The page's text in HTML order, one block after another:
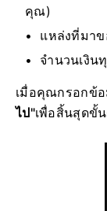
คุณ)
แหล่งที่มาข
จำนวนเงิน
เมื่อคุณกรอกข้อ
ไป"เพื่อสิ้นสุดขั้